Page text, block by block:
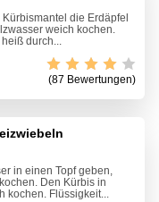
die Erdäpfel
weich kochen.
durch...
(87 Bewertungen)
in einen Topf geben,
Den Kürbis in
kochen. Flüssigkeit...